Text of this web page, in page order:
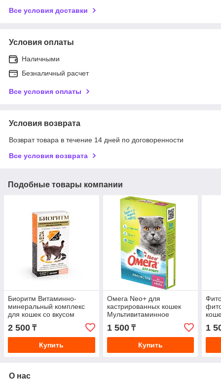
Все условия доставки
Условия оплаты
Наличными
Безналичный расчет
Все условия оплаты
Условия возврата
Возврат товара в течение 14 дней по договоренности
Все условия возврата
Подобные товары компании
Биоритм Витаминно-
минеральный комплекс
для кошек со вкусом
морепродуктов, 48таб.
2 500 ₸
Купить
Омега Neo+ для
кастрированных кошек
Мультивитаминное
лакомство для кошек
90таб с L-карнитином
1 500₸
Купить
1
О нас